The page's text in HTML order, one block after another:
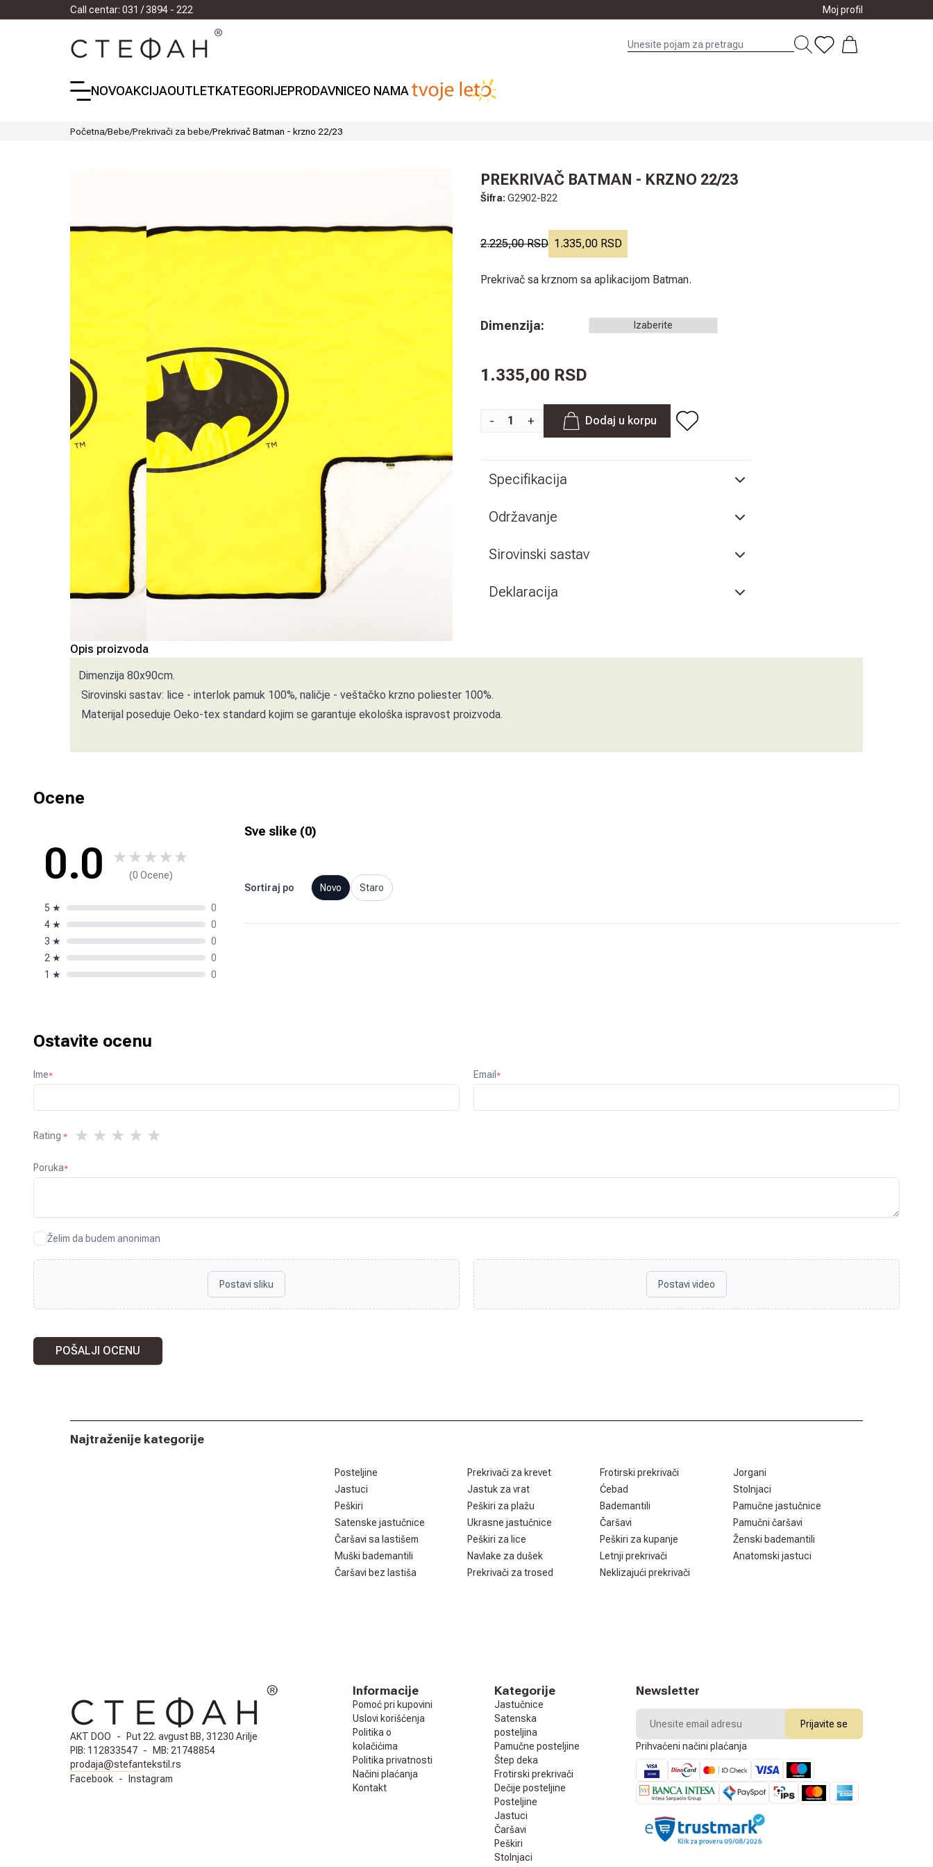
Call centar: 031 / 3894 - 222 Moj profil
NOVOAKCIJAOUTLETKATEGORIJEPRODAVNICEO NAMA
Početna/Bebe/Prekrivači za bebe/Prekrivač Batman - krzno 22/23
PREKRIVAČ BATMAN - KRZNO 22/23
Šifra: G2902-B22
2.225,00 RSD 1.335,00 RSD
Prekrivač sa krznom sa aplikacijom Batman.
Dimenzija:
1.335,00 RSD
- + Dodaj u korpu
Specifikacija
Održavanje
Sirovinski sastav
Deklaracija
Opis proizvoda
Dimenzija 80x90cm.
Sirovinski sastav: lice - interlok pamuk 100%, naličje - veštačko krzno poliester 100%.
Materijal poseduje Oeko-tex standard kojim se garantuje ekološka ispravost proizvoda.
Ocene
0.0 ★★★★★
(0 Ocene)
5 ★
0
4 ★
0
3 ★
0
2 ★
0
1 ★ 0
Sve slike (0)
Sortiraj po Novo Staro
Ostavite ocenu
Ime* Email *
Rating * ★ ★ ★ ★ ★
Poruka*
Želim da budem anoniman
Postavi sliku Postavi video
POŠALJI OCENU
Najtraženije kategorije
Posteljine Prekrivači za krevet Frotirski prekrivači
Jorgani
Jastuci
Jastuk za vrat Ćebad
Stolnjaci
Peškiri
Peškiri za plažu Bademantili
Pamučne jastučnice
Satenske jastučnice
Ukrasne jastučnice Čaršavi
Pamučni čaršavi
Čaršavi sa lastišem
Peškiri za lice Peškiri za kupanje
Ženski bademantili
Muški bademantili
Navlake za dušek Letnji prekrivači
Anatomski jastuci
Čaršavi bez lastiša
Prekrivači za trosed Neklizajući prekrivači
AKT DOO -
Put 22. avgust BB, 31230 Arilje
PIB: 112833547 - MB: 21748854
prodaja@stefantekstil.rs
Facebook - Instagram
Informacije
Pomoć pri kupovini
Uslovi korišćenja
Politika o
kolačićima
Politika privatnosti
Načini plaćanja
Kontakt
Kategorije
Jastučnice
Satenska
posteljina
Pamučne posteljine
Štep deka
Frotirski prekrivači
Dečije posteljine
Posteljine
Jastuci
Čaršavi
Peškiri
Stolnjaci
Newsletter
Prijavite se
Prihvaćeni načini plaćanja